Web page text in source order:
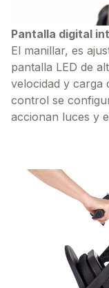
Pantalla digital
El manillar, es
pantalla LED de
velocidad y carga
control se
accionan luces y